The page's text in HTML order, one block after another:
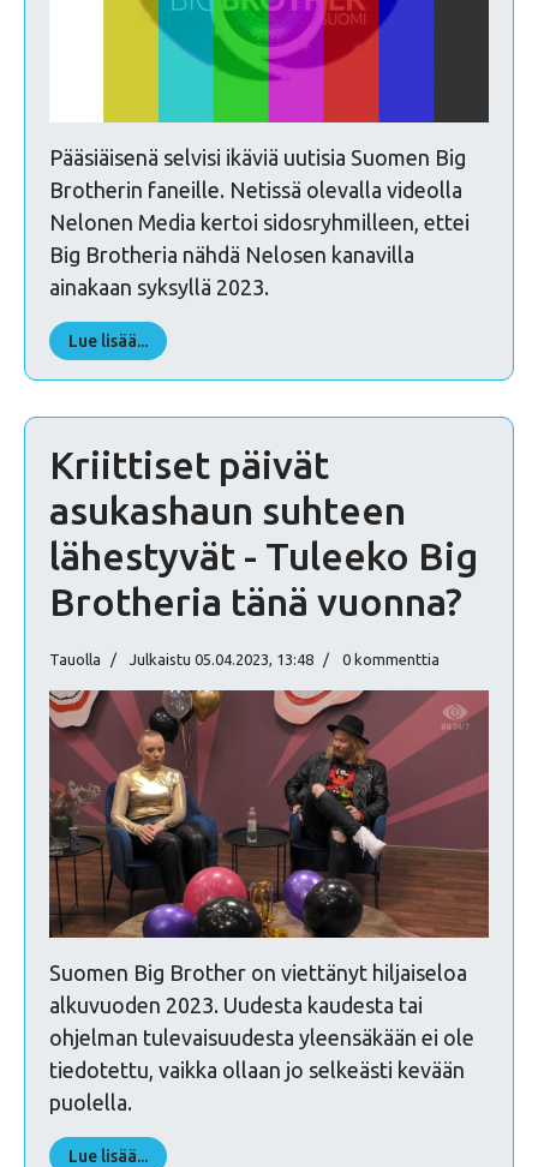
Pääsiäisenä selvisi ikäviä uutisia Suomen Big
Brotherin faneille. Netissä olevalla videolla
Nelonen Media kertoi sidosryhmilleen, ettei
Big Brotheria nähdä Nelosen kanavilla
ainakaan syksyllä 2023.
Lue lisää...
Kriittiset päivät
asukashaun suhteen
lähestyvät - Tuleeko Big
Brotheria tänä vuonna?
Tauolla Julkaistu 05.04.2023, 13:48 0 kommenttia
Suomen Big Brother on viettänyt hiljaiseloa
alkuvuoden 2023. Uudesta kaudesta tai
ohjelman tulevaisuudesta yleensäkään ei ole
tiedotettu, vaikka ollaan jo selkeästi kevään
puolella.
Lue lisää...